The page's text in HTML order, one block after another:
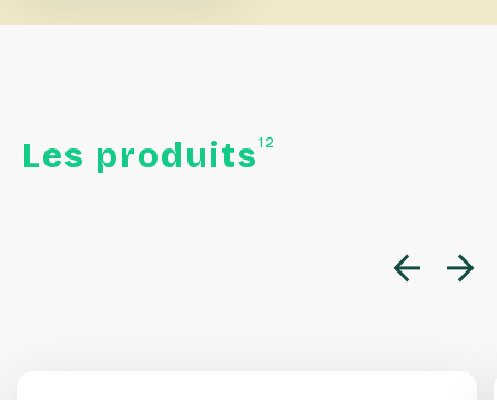
Les produits 12